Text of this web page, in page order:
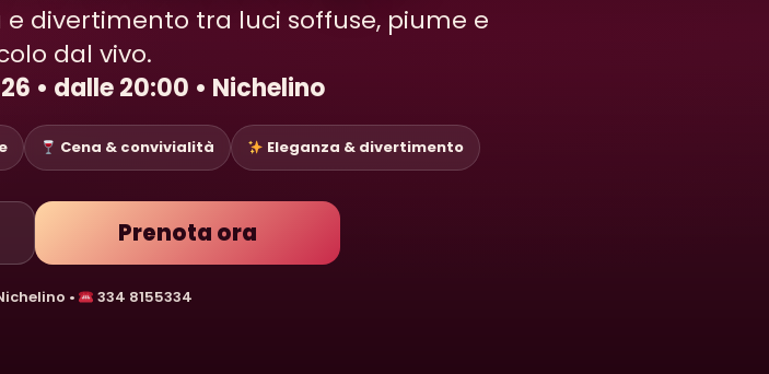
divertimento tra luci soffuse, piume e
dal vivo.
• dalle 20:00 • Nichelino
Cena & convivialità Eleganza & divertimento
Prenota ora
• 334 8155334